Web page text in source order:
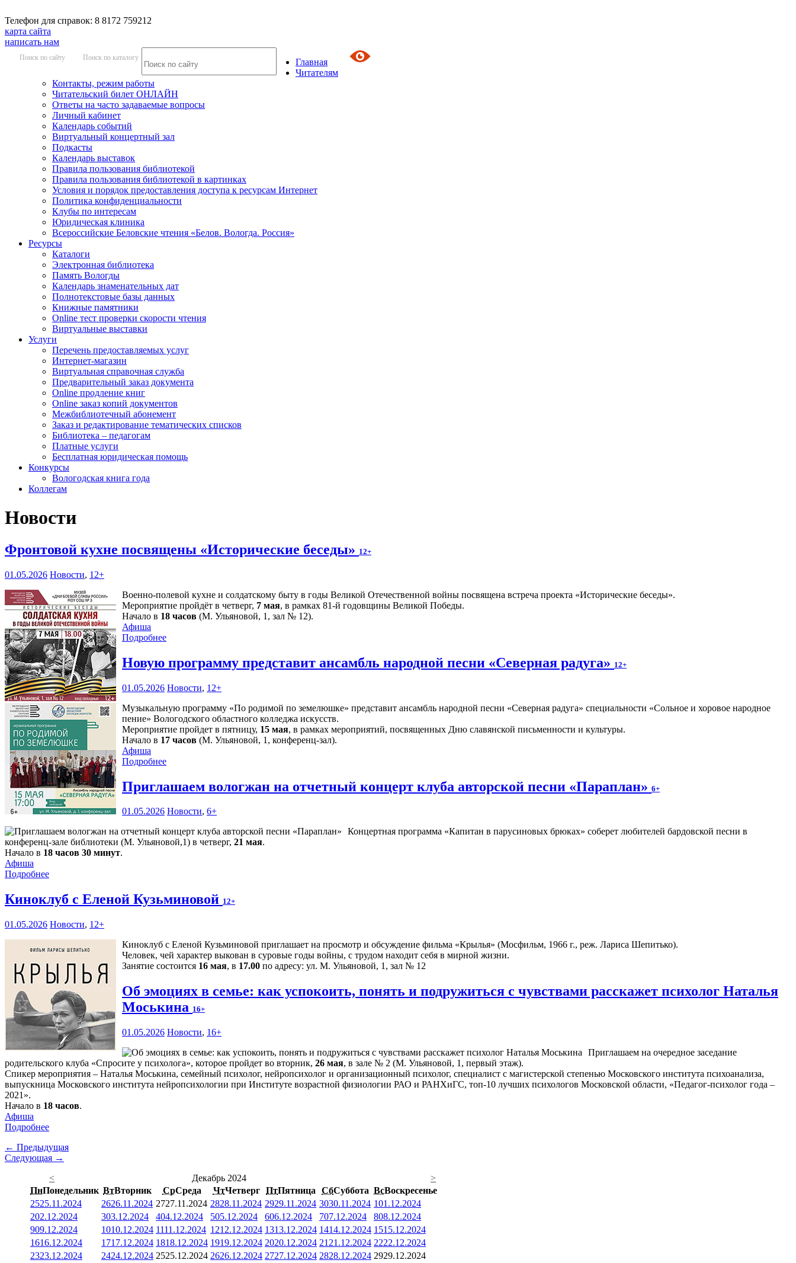
Телефон для справок: 8 8172 759212
карта сайта
написать нам
Поиск по сайту Поиск по каталогу
Главная
Читателям
Контакты, режим работы
Читательский билет ОНЛАЙН
Ответы на часто задаваемые вопросы
Личный кабинет
Календарь событий
Виртуальный концертный зал
Подкасты
Календарь выставок
Правила пользования библиотекой
Правила пользования библиотекой в картинках
Условия и порядок предоставления доступа к ресурсам Интернет
Политика конфиденциальности
Клубы по интересам
Юридическая клиника
Всероссийские Беловские чтения «Белов. Вологда. Россия»
Ресурсы
Каталоги
Электронная библиотека
Память Вологды
Календарь знаменательных дат
Полнотекстовые базы данных
Книжные памятники
Online тест проверки скорости чтения
Виртуальные выставки
Услуги
Перечень предоставляемых услуг
Интернет-магазин
Виртуальная справочная служба
Предварительный заказ документа
Online продление книг
Online заказ копий документов
Межбиблиотечный абонемент
Заказ и редактирование тематических списков
Библиотека – педагогам
Платные услуги
Бесплатная юридическая помощь
Конкурсы
Вологодская книга года
Коллегам
Новости
Фронтовой кухне посвящены «Исторические беседы» 12+
01.05.2026 Новости, 12+
Военно-полевой кухне и солдатскому быту в годы Великой Отечественной войны посвящена встреча проекта «Исторические беседы».
Мероприятие пройдёт в четверг, 7 мая, в рамках 81-й годовщины Великой Победы.
Начало в 18 часов (М. Ульяновой, 1, зал № 12).
Афиша
Подробнее
Новую программу представит ансамбль народной песни «Северная радуга» 12+
01.05.2026 Новости, 12+
Музыкальную программу «По родимой по земелюшке» представит ансамбль народной песни «Северная радуга» специальности «Сольное и хоровое народное
пение» Вологодского областного колледжа искусств.
Мероприятие пройдет в пятницу, 15 мая, в рамках мероприятий, посвященных Дню славянской письменности и культуры.
Начало в 17 часов (М. Ульяновой, 1, конференц-зал).
Афиша
Подробнее
Приглашаем вологжан на отчетный концерт клуба авторской песни «Параплан» 6+
01.05.2026 Новости, 6+
Концертная программа «Капитан в парусиновых брюках» соберет любителей бардовской песни в
конференц-зале библиотеки (М. Ульяновой,1) в четверг, 21 мая.
Начало в 18 часов 30 минут.
Афиша
Подробнее
Киноклуб с Еленой Кузьминовой 12+
01.05.2026 Новости, 12+
Киноклуб с Еленой Кузьминовой приглашает на просмотр и обсуждение фильма «Крылья» (Мосфильм, 1966 г., реж. Лариса Шепитько).
Человек, чей характер выкован в суровые годы войны, с трудом находит себя в мирной жизни.
Занятие состоится 16 мая, в 17.00 по адресу: ул. М. Ульяновой, 1, зал № 12
Об эмоциях в семье: как успокоить, понять и подружиться с чувствами расскажет психолог Наталья
Моськина 16+
01.05.2026 Новости, 16+
Приглашаем на очередное заседание
родительского клуба «Спросите у психолога», которое пройдет во вторник, 26 мая, в зале № 2 (М. Ульяновой, 1, первый этаж).
Спикер мероприятия – Наталья Моськина, семейный психолог, нейропсихолог и организационный психолог, специалист с магистерской степенью Московского института психоанализа,
выпускница Московского института нейропсихологии при Институте возрастной физиологии РАО и РАНХиГС, топ-10 лучших психологов Московской области, «Педагог-психолог года –
2021».
Начало в 18 часов.
Афиша
Подробнее
← Предыдущая
Следующая →
<
Декабрь 2024
>
ПнПонедельник ВтВторник СрСреда ЧтЧетверг ПтПятница СбСуббота ВсВоскресенье
2525.11.2024 2626.11.2024 2727.11.2024 2828.11.2024 2929.11.2024 3030.11.2024 101.12.2024
202.12.2024 303.12.2024 404.12.2024 505.12.2024 606.12.2024 707.12.2024 808.12.2024
909.12.2024 1010.12.2024 1111.12.2024 1212.12.2024 1313.12.2024 1414.12.2024 1515.12.2024
1616.12.2024 1717.12.2024 1818.12.2024 1919.12.2024 2020.12.2024 21 21.12.2024 2222.12.2024
2323.12.2024 2424.12.2024 2525.12.2024 2626.12.2024 2727.12.2024 2828.12.2024 2929.12.2024